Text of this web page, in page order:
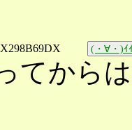
(・∀・)ｲ
てから